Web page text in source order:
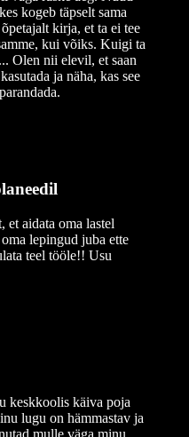
kogeb täpselt sama
kirja, et ta ei tee
kui võiks. Kuigi ta
Olen nii elevil, et saan
ja näha, kas see
et aidata oma lastel
lepingud juba ette
teel tööle!! Usu
keskkoolis käiva poja
lugu on hämmastav ja
mulle väga minu